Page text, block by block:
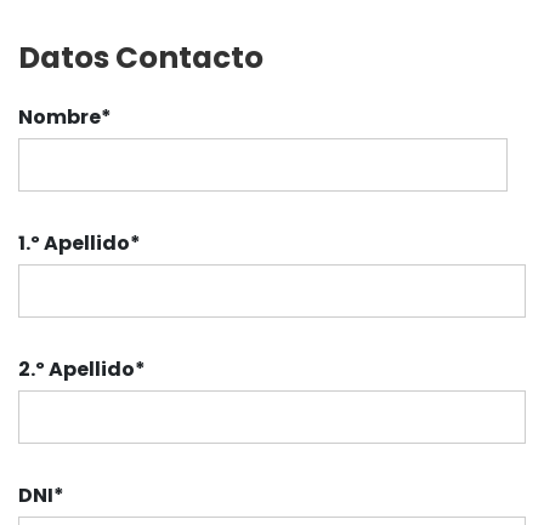
Datos Contacto
Nombre*
1.º Apellido*
2.º Apellido*
DNI*